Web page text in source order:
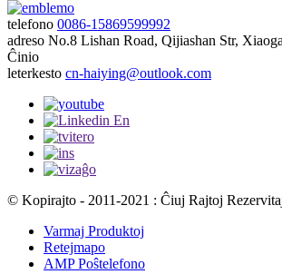
telefono 0086-15869599992
adreso No.8 Lishan Road, Qijiashan Str,
Ĉinio
leterkesto cn-haiying@outlook.com
© Kopirajto - 2011-2021 : Ĉiuj Rajtoj
Varmaj Produktoj
Retejmapo
AMP Poŝtelefono